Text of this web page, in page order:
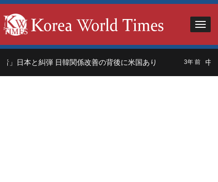
」日本と糾弾 日韓関係改善の背後に米国あり 3年 前 中